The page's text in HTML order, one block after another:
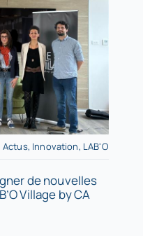
Actus, Innovation, LAB'O
de nouvelles
Village by CA